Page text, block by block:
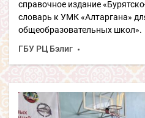
справочное издание
словарь к УМК «Алтаргана»
общеобразовательных школ».
ГБУ РЦ Бэлиг